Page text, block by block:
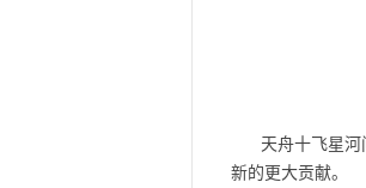
天舟十飞星
新的更大贡献。